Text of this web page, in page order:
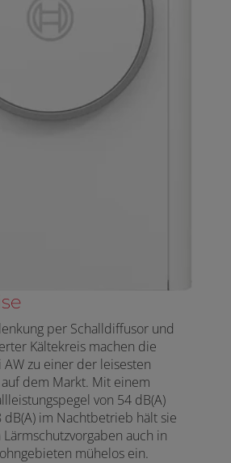
per Schalldiffusor und
Kältekreis machen die
zu einer der leisesten
dem Markt. Mit einem
von 54 dB(A)
im Nachtbetrieb hält sie
auch in
mühelos ein.